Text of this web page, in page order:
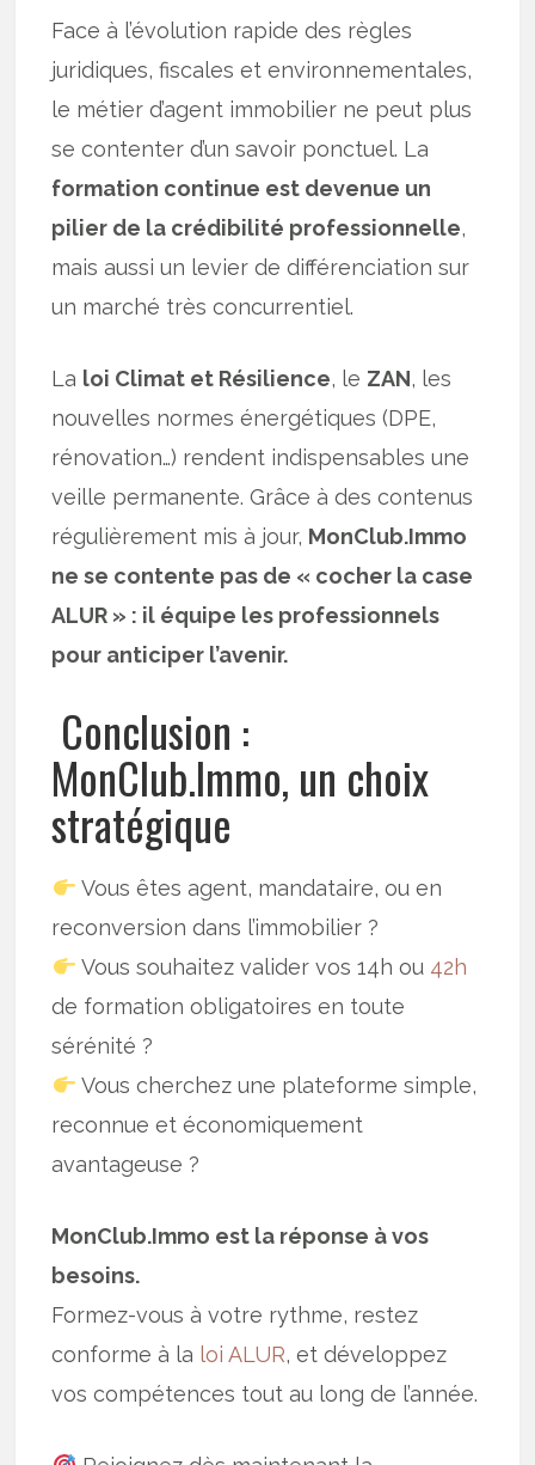
Face à l’évolution rapide des règles
juridiques, fiscales et environnementales,
le métier d’agent immobilier ne peut plus
se contenter d’un savoir ponctuel. La
formation continue est devenue un
pilier de la crédibilité professionnelle,
mais aussi un levier de différenciation sur
un marché très concurrentiel.
La loi Climat et Résilience, le ZAN, les
nouvelles normes énergétiques (DPE,
rénovation…) rendent indispensables une
veille permanente. Grâce à des contenus
régulièrement mis à jour, MonClub.Immo
ne se contente pas de « cocher la case
ALUR » : il équipe les professionnels
pour anticiper l’avenir.
Conclusion :
MonClub.Immo, un choix
stratégique
Vous êtes agent, mandataire, ou en
reconversion dans l’immobilier ?
Vous souhaitez valider vos 14h ou 42h
de formation obligatoires en toute
sérénité ?
Vous cherchez une plateforme simple,
reconnue et économiquement
avantageuse ?
MonClub.Immo est la réponse à vos
besoins.
Formez-vous à votre rythme, restez
conforme à la loi ALUR, et développez
vos compétences tout au long de l’année.